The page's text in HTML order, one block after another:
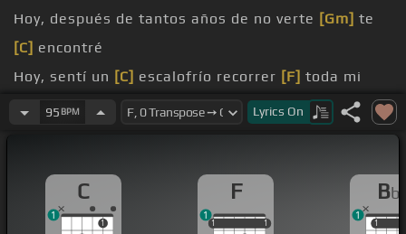
Hoy, después de tantos años de no verte [Gm] te
[C] encontré
Hoy, sentí un [C] escalofrío recorrer [F] toda mi
[Bb]remedio te
95 BPM Lyrics On
C
1
1
F
1 1
1 1
1
Bb
11
1